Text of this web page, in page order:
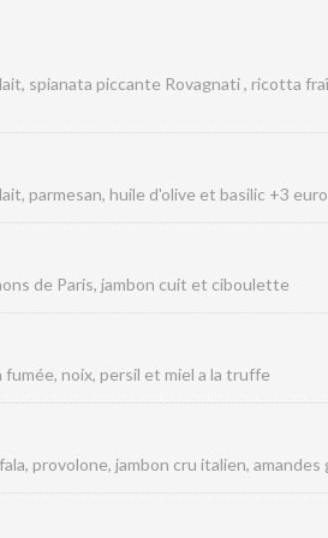
spianata piccante Rovagnati, ricotta
parmesan, huile d'olive et basilic +3
de Paris, jambon cuit et ciboulette
noix, persil et miel a la truffe
provolone, jambon cru italien,